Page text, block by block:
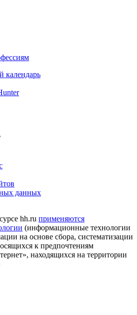
календарь
данных
hh.ru применяются
(информационные технологии
на основе сбора, систематизации
к предпочтениям
находящихся на территории